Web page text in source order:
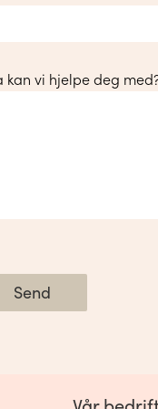
kan vi hjelpe deg
Send